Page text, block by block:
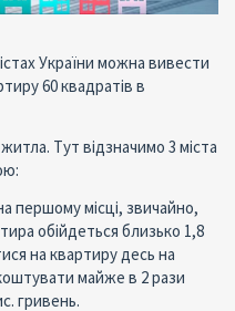
України можна вивести
60 квадратів в
Тут відзначимо 3 міста
першому місці, звичайно,
обійдеться близько 1,8
на квартиру десь на
майже в 2 рази
гривень.